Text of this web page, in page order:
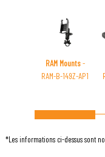
RAM Mounts-
RAM-B-149Z-AP1
*Les informations ci-dessus sont